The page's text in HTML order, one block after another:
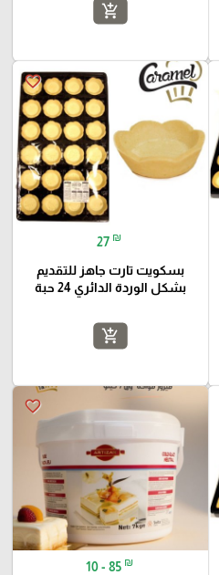
add_shopping_cart
favorite_border
27 ₪
بسكويت تارت جاهز للتقديم
بشكل الوردة الدائري 24 حبة
add_shopping_cart
favorite_border
10 - 85 ₪